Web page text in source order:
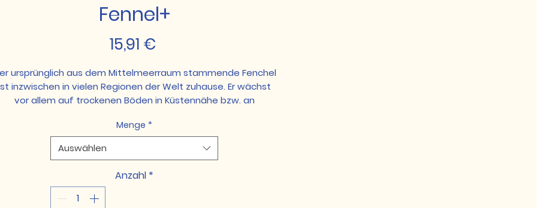
Fennel+
15,91 €
ursprünglich aus dem Mittelmeerraum stammende Fenchel
inzwischen in vielen Regionen der Welt zuhause. Er wächst
vor allem auf trockenen Böden in Küstennähe bzw. an
mittels Dampfdestillation aus zerstampften Fenchelsamen
Lakritzegeschmack.
Aufgrund dieser wohltuenden Eigenschaften ist Fennel+ aus
einer ganzen Reihe an Young Living-Produkten nicht
wegzudenken, darunter DiGize™, JuvaFlex™, Detoxzyme®,
Menge *
Auswählen
Anzahl *